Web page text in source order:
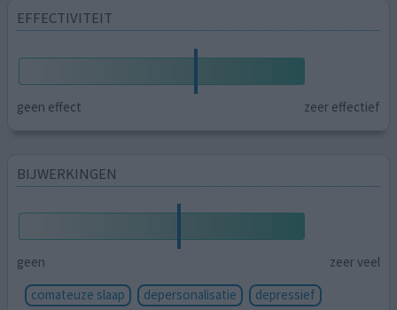
EFFECTIVITEIT
geen effect zeer effectief
BIJWERKINGEN
geen
zeer veel
comateuze slaap
depersonalisatie
depressief